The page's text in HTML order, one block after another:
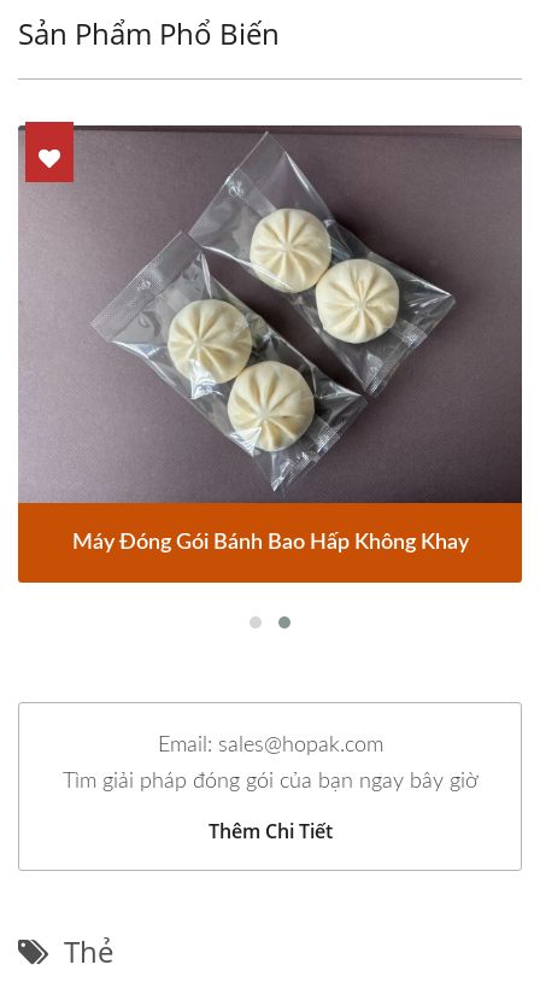
Sản Phẩm Phổ Biến
Máy Đóng Gói Bánh Bao Hấp Không Khay
Email: sales@hopak.com
Tìm giải pháp đóng gói của bạn ngay bây giờ
Thêm Chi Tiết
Thẻ